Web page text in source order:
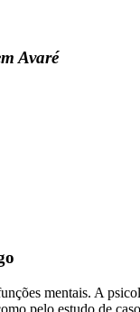
Avaré
mentais. A
pelo estudo de